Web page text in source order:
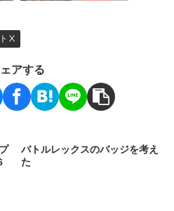
トⅩ
アする
バトルレックスのバッジを考え
た